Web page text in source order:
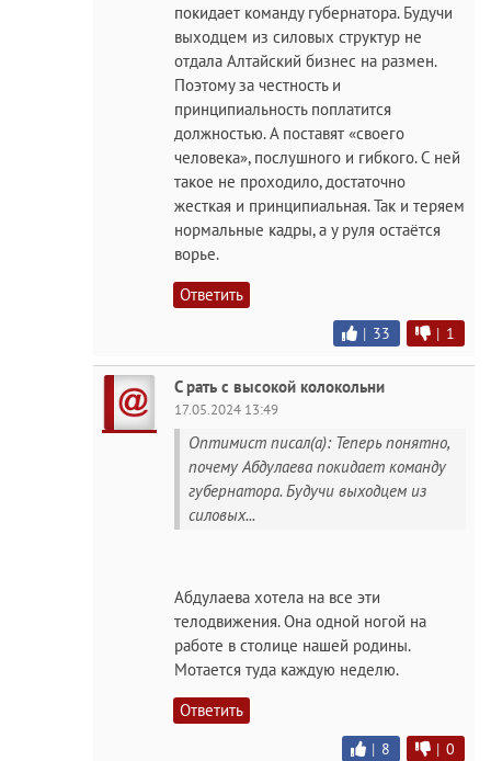
покидает команду губернатора. Будучи
выходцем из силовых структур не
отдала Алтайский бизнес на размен.
Поэтому за честность и
принципиальность поплатится
должностью. А поставят «своего
человека», послушного и гибкого. С ней
такое не проходило, достаточно
жесткая и принципиальная. Так и теряем
нормальные кадры, а у руля остаётся
ворье.
Ответить
| 33 | 1
С рать с высокой колокольни
17.05.2024 13:49
Оптимист писал(а): Теперь понятно,
почему Абдулаева покидает команду
губернатора. Будучи выходцем из
силовых...
Абдулаева хотела на все эти
телодвижения. Она одной ногой на
работе в столице нашей родины.
Мотается туда каждую неделю.
Ответить
| 8 | 0